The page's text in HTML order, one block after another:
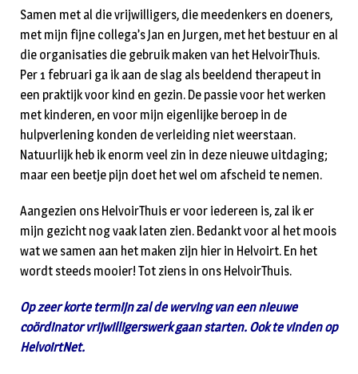
Samen met al die vrijwilligers, die meedenkers en doeners,
met mijn fijne collega’s Jan en Jurgen, met het bestuur en al
die organisaties die gebruik maken van het HelvoirThuis.
Per 1 februari ga ik aan de slag als beeldend therapeut in
een praktijk voor kind en gezin. De passie voor het werken
met kinderen, en voor mijn eigenlijke beroep in de
hulpverlening konden de verleiding niet weerstaan.
Natuurlijk heb ik enorm veel zin in deze nieuwe uitdaging;
maar een beetje pijn doet het wel om afscheid te nemen.
Aangezien ons HelvoirThuis er voor iedereen is, zal ik er
mijn gezicht nog vaak laten zien. Bedankt voor al het moois
wat we samen aan het maken zijn hier in Helvoirt. En het
wordt steeds mooier! Tot ziens in ons HelvoirThuis.
Op zeer korte termijn zal de werving van een nieuwe
coördinator vrijwilligerswerk gaan starten. Ook te vinden op
HelvoirtNet.